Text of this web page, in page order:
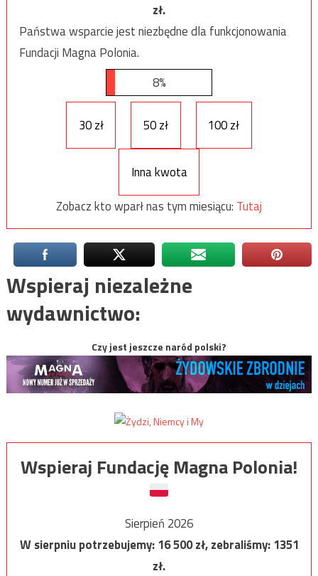
zł.
Państwa wsparcie jest niezbędne dla funkcjonowania
Fundacji Magna Polonia.
8%
30 zł 50 zł 100 zł
Inna kwota
Zobacz kto wparł nas tym miesiącu: Tutaj
Wspieraj niezależne
wydawnictwo:
Czy jest jeszcze naród polski?
Wspieraj Fundację Magna Polonia!
Sierpień 2026
W sierpniu potrzebujemy:16 500zł, zebraliśmy:1351
zł.